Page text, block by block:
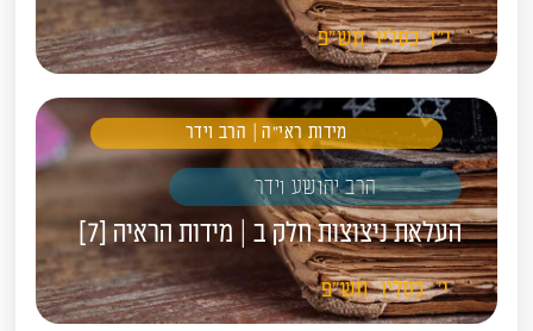
י"ז כסליו תש"פ
מידות ראי"ה | הרב וידר
הרב יהושע וידר
העלאת ניצוצות חלק ב | מידות הראיה [7]
י' כסליו תש"פ